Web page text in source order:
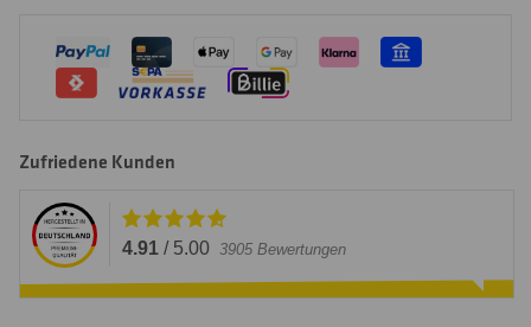
Zufriedene Kunden
4.91 / 5.00 3905 Bewertungen